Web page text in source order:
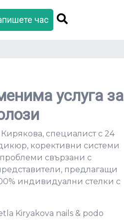
час
услуга за
специалист с 24
корективни системи
свързани с
предлагащи
индивидуални стелки с
Kiryakova nails & podo